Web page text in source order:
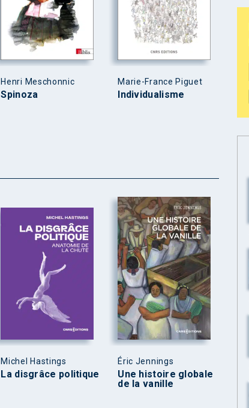
Henri Meschonnic
Spinoza
Marie-France Piguet
Individualisme
Michel Hastings
La disgrâce politique
Éric Jennings
Une histoire globale
de la vanille